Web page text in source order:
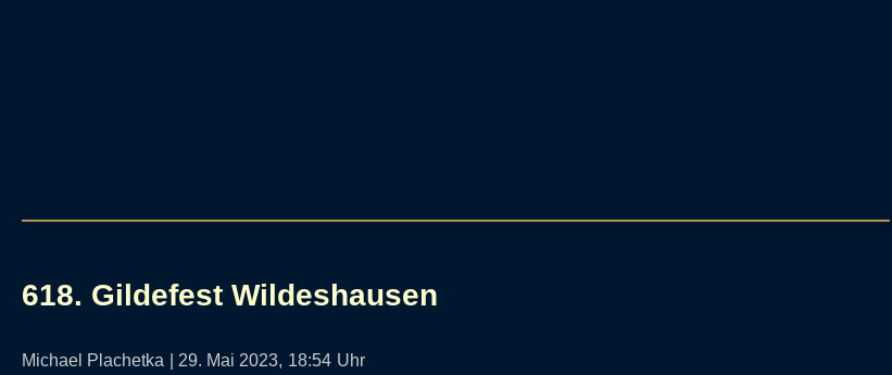
618. Gildefest Wildeshausen
Michael Plachetka 29. Mai 2023, 18:54 Uhr